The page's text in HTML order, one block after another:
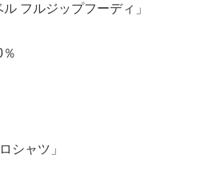
フルジップフーディ」
シャツ」